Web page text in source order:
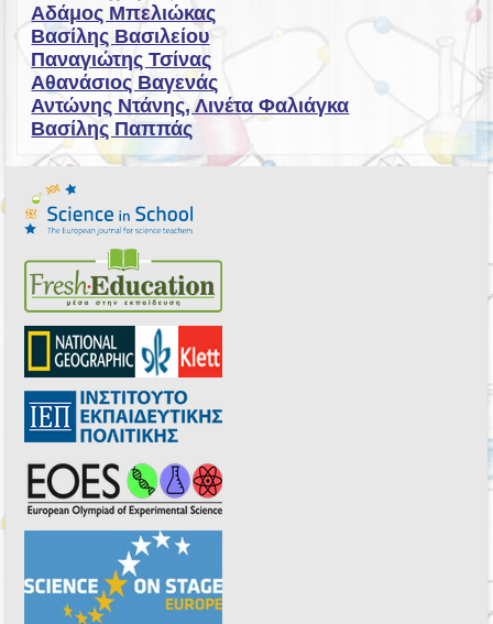
Αδάμος Μπελιώκας
Βασίλης Βασιλείου
Παναγιώτης Τσίνας
Αθανάσιος Βαγενάς
Αντώνης Ντάνης, Λινέτα Φαλιάγκα
Βασίλης Παππάς